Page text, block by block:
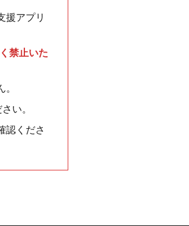
援アプリ
禁止いた
い。
認くださ